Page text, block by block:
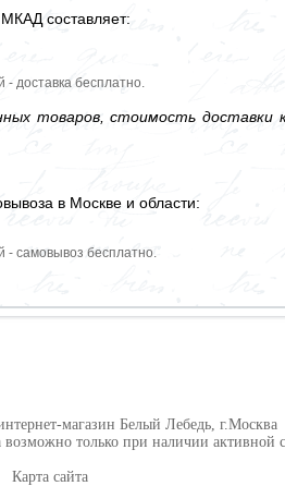
составляет:
- доставка бесплатно.
товаров, стоимость доставки
в Москве и области:
- самовывоз бесплатно.
магазин Белый Лебедь, г.Москва
возможно только при наличии активной
Карта сайта